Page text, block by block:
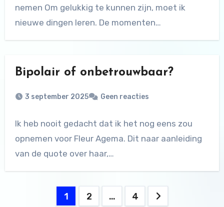
nemen Om gelukkig te kunnen zijn, moet ik
nieuwe dingen leren. De momenten…
Bipolair of onbetrouwbaar?
3 september 2025 Geen reacties
Ik heb nooit gedacht dat ik het nog eens zou
opnemen voor Fleur Agema. Dit naar aanleiding
van de quote over haar,…
Berichten
1 2 … 4